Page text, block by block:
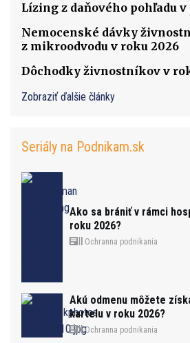
Lízing z daňového pohľadu
Nemocenské dávky
z mikroodvodu v roku 2026
Dôchodky živnostníkov v
Zobraziť ďalšie články
Seriály na Podnikam.sk
Ako sa brániť v rámci
roku 2026?
Ochranna podnikania
Akú odmenu môžete
kartelu v roku 2026?
Ochranna podnikania